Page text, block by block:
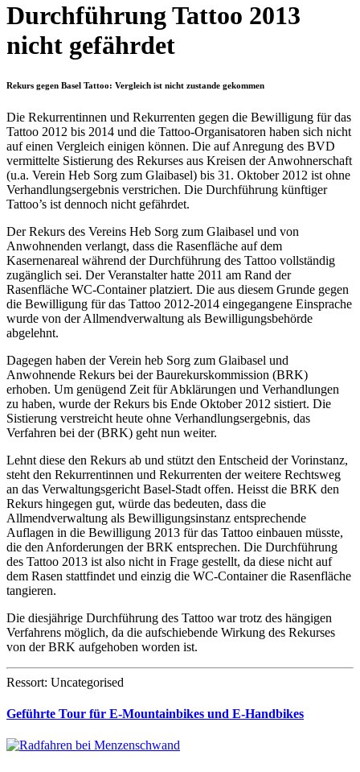
Durchführung Tattoo 2013
nicht gefährdet
Rekurs gegen Basel Tattoo: Vergleich ist nicht zustande gekommen
Die Rekurrentinnen und Rekurrenten gegen die Bewilligung für das
Tattoo 2012 bis 2014 und die Tattoo-Organisatoren haben sich nicht
auf einen Vergleich einigen können. Die auf Anregung des BVD
vermittelte Sistierung des Rekurses aus Kreisen der Anwohnerschaft
(u.a. Verein Heb Sorg zum Glaibasel) bis 31. Oktober 2012 ist ohne
Verhandlungsergebnis verstrichen. Die Durchführung künftiger
Tattoo’s ist dennoch nicht gefährdet.
Der Rekurs des Vereins Heb Sorg zum Glaibasel und von
Anwohnenden verlangt, dass die Rasenfläche auf dem
Kasernenareal während der Durchführung des Tattoo vollständig
zugänglich sei. Der Veranstalter hatte 2011 am Rand der
Rasenfläche WC-Container platziert. Die aus diesem Grunde gegen
die Bewilligung für das Tattoo 2012-2014 eingegangene Einsprache
wurde von der Allmendverwaltung als Bewilligungsbehörde
abgelehnt.
Dagegen haben der Verein heb Sorg zum Glaibasel und
Anwohnende Rekurs bei der Baurekurskommission (BRK)
erhoben. Um genügend Zeit für Abklärungen und Verhandlungen
zu haben, wurde der Rekurs bis Ende Oktober 2012 sistiert. Die
Sistierung verstreicht heute ohne Verhandlungsergebnis, das
Verfahren bei der (BRK) geht nun weiter.
Lehnt diese den Rekurs ab und stützt den Entscheid der Vorinstanz,
steht den Rekurrentinnen und Rekurrenten der weitere Rechtsweg
an das Verwaltungsgericht Basel-Stadt offen. Heisst die BRK den
Rekurs hingegen gut, würde das bedeuten, dass die
Allmendverwaltung als Bewilligungsinstanz entsprechende
Auflagen in die Bewilligung 2013 für das Tattoo einbauen müsste,
die den Anforderungen der BRK entsprechen. Die Durchführung
des Tattoo 2013 ist also nicht in Frage gestellt, da diese nicht auf
dem Rasen stattfindet und einzig die WC-Container die Rasenfläche
tangieren.
Die diesjährige Durchführung des Tattoo war trotz des hängigen
Verfahrens möglich, da die aufschiebende Wirkung des Rekurses
von der BRK aufgehoben worden ist.
Ressort: Uncategorised
Geführte Tour für E-Mountainbikes und E-Handbikes